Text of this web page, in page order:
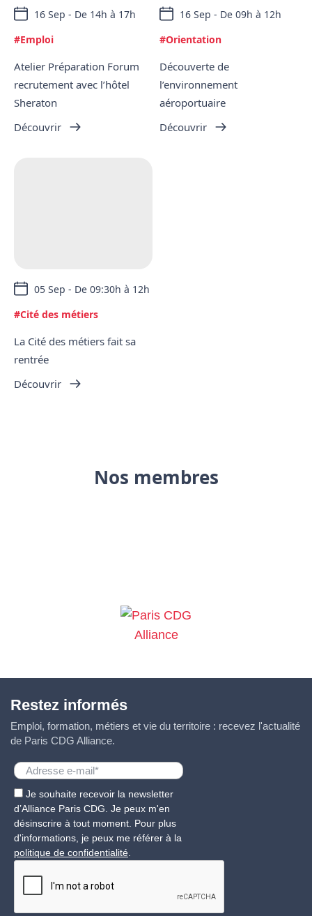
16 Sep - De 14h à 17h
#Emploi
Atelier Préparation Forum
recrutement avec l’hôtel
Sheraton
Découvrir
16 Sep - De 09h à 12h
#Orientation
Découverte de
l’environnement
aéroportuaire
Découvrir
05 Sep - De 09:30h à 12h
#Cité des métiers
La Cité des métiers fait sa
rentrée
Découvrir
Nos membres
Restez informés
Emploi, formation, métiers et vie du territoire : recevez l'actualité
de Paris CDG Alliance.
Je souhaite recevoir la newsletter
d’Alliance Paris CDG. Je peux m'en
désinscrire à tout moment. Pour plus
d'informations, je peux me référer à la
politique de confidentialité